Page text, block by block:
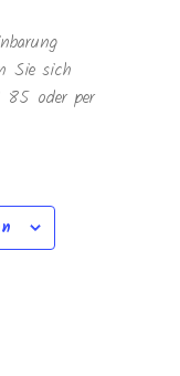
Sie sich
oder per